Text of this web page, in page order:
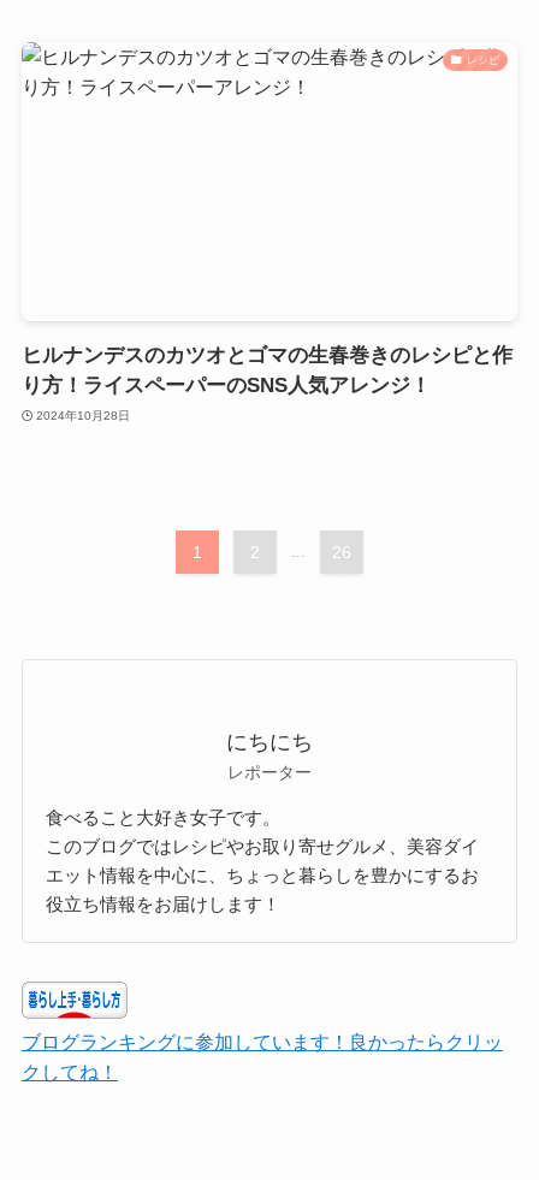
レシピ
ヒルナンデスのカツオとゴマの生春巻きのレシピと作
り方！ライスペーパーのSNS人気アレンジ！
2024年10月28日
1 2 ... 26
にちにち
レポーター
食べること大好き女子です。
このブログではレシピやお取り寄せグルメ、美容ダイ
エット情報を中心に、ちょっと暮らしを豊かにするお
役立ち情報をお届けします！
ブログランキングに参加しています！良かったらクリッ
クしてね！